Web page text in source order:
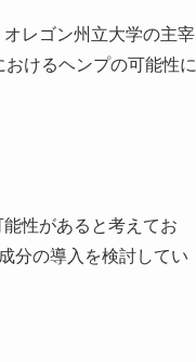
レゴン州立大学の主宰
けるヘンプの可能性に
性があると考えてお
分の導入を検討してい